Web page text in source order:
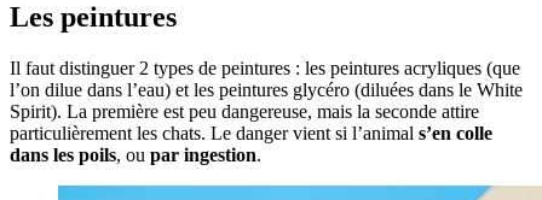
Les peintures
Il faut distinguer 2 types de peintures : les peintures acryliques (que
l’on dilue dans l’eau) et les peintures glycéro (diluées dans le White
Spirit). La première est peu dangereuse, mais la seconde attire
particulièrement les chats. Le danger vient si l’animal s’en colle
dans les poils, ou par ingestion.